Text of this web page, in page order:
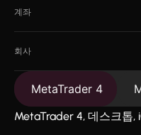
계좌
회사
MetaTrader 4
MetaTrader 4, 데스크톱,